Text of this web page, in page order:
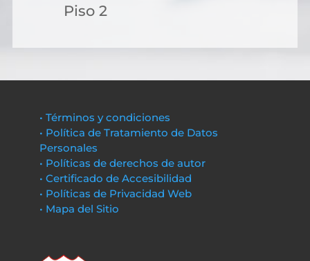
Piso 2
• Términos y condiciones
• Política de Tratamiento de Datos
Personales
• Políticas de derechos de autor
• Certificado de Accesibilidad
• Políticas de Privacidad Web
• Mapa del Sitio